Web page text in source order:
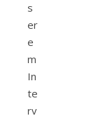
s
er
e
m
In
te
rv